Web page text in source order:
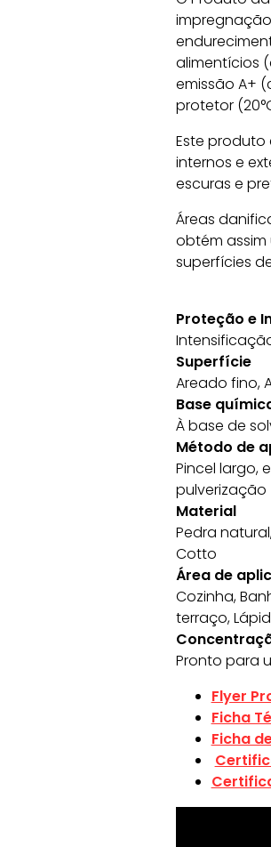
alimentícios
emissão A+
protetor
Este
internos e
escuras e
Áreas
obtém
superfícies
Proteção e
Superfície
Areado fino,
Base
À base de
Método de
Pincel largo,
pulverização
Material
Pedra
Cotto
Área de
Cozinha,
terraço,
Pronto para
Flyer
Ficha
Ficha